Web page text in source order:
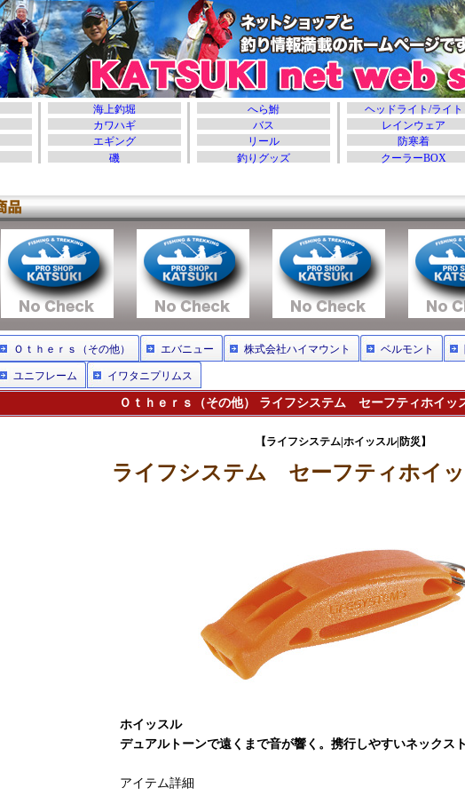
Ｏｔｈｅｒｓ（その他） エバニュー 株式会社ハイマウント ベルモント
ユニフレーム イワタニプリムス
Ｏｔｈｅｒｓ（その他） ライフシステム セーフティホイッ
【ライフシステム|ホイッスル|防災】
ライフシステム セーフティホイ
ホイッスル
デュアルトーンで遠くまで音が響く。携行しやすいネックス
アイテム詳細